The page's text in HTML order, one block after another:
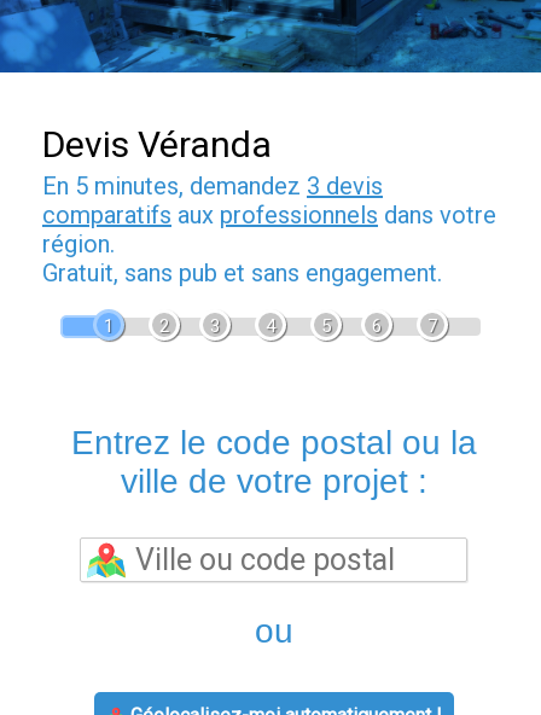
Devis Véranda
En 5 minutes, demandez 3 devis
comparatifs aux professionnels dans votre
région.
Gratuit, sans pub et sans engagement.
1 2 3 4 5 6 7
Entrez le code postal ou la
ville de votre projet :
ou